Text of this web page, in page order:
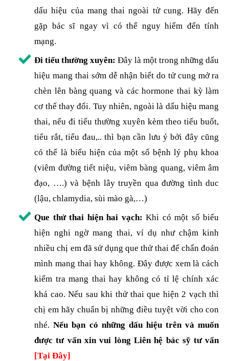
dấu hiệu của mang thai ngoài tử cung. Hãy đến
gặp bác sĩ ngay vì có thể nguy hiểm đến tính
mạng.
Đi tiểu thường xuyên: Đây là một trong những dấu
hiệu mang thai sớm dễ nhận biết do tử cung mở ra
chèn lên bàng quang và các hormone thai kỳ làm
cơ thể thay đổi. Tuy nhiên, ngoài là dấu hiệu mang
thai, nếu đi tiểu thường xuyên kèm theo tiểu buốt,
tiểu rắt, tiểu đau,.. thì bạn cần lưu ý bởi đây cũng
có thể là biểu hiện của một số bệnh lý phụ khoa
(viêm đường tiết niệu, viêm bàng quang, viêm âm
đạo, ….) và bệnh lây truyền qua đường tình duc
(lậu, chlamydia, sùi mào gà,…)
Que thử thai hiện hai vạch: Khi có một số biểu
hiện nghi ngờ mang thai, ví dụ như chậm kinh
nhiều chị em đã sử dụng que thử thai để chẩn đoán
mình mang thai hay không. Đây được xem là cách
kiểm tra mang thai hay không có tỉ lệ chính xác
khá cao. Nếu sau khi thử thai que hiện 2 vạch thì
chị em hãy chuẩn bị những điều tuyệt vời cho con
nhé.Nếu bạn có những dấu hiệu trên và muốn
được tư vấn xin vui lòng Liên hệ bác sỹ tư vấn
[Tại Đây]